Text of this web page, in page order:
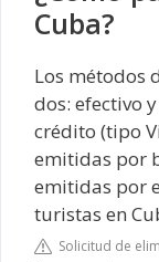
Cuba?
Los métodos
dos: efectivo
crédito (tipo
emitidas por
emitidas por
turistas en
Solicitud de